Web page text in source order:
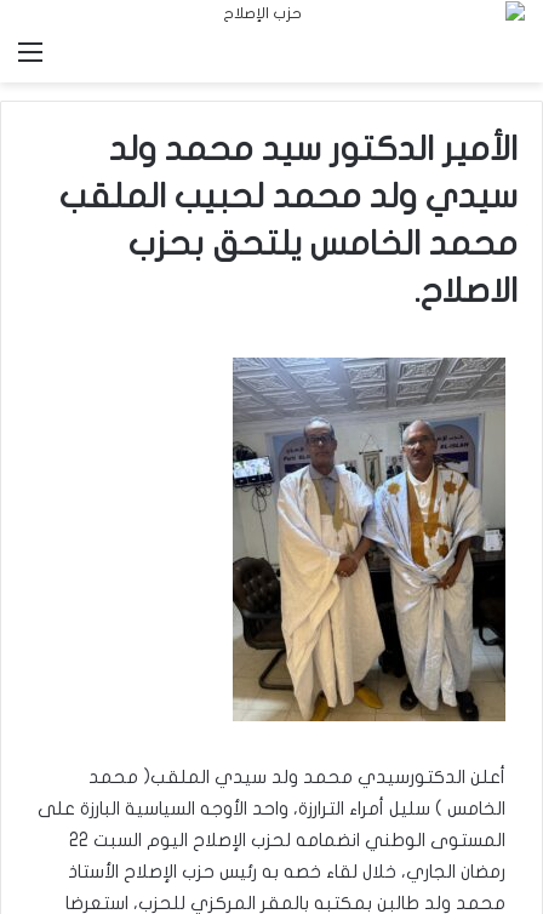
الأمير الدكتور سيد محمد ولد
سيدي ولد محمد لحبيب الملقب
محمد الخامس يلتحق بحزب
الاصلاح.
أعلن الدكتورسيدي محمد ولد سيدي الملقب( محمد
الخامس ) سليل أمراء الترارزة، واحد الأوجه السياسية البارزة على
المستوى الوطني انضمامه لحزب الإصلاح اليوم السبت 22
رمضان الجاري، خلال لقاء خصه به رئيس حزب الإصلاح الأستاذ
محمد ولد طالبن بمكتبه بالمقر المركزي للحزب، استعرضا